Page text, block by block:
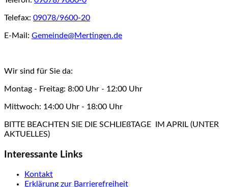
Telefax: 09078/9600-20
E-Mail: Gemeinde@Mertingen.de
Wir sind für Sie da:
Montag - Freitag: 8:00 Uhr - 12:00 Uhr
Mittwoch: 14:00 Uhr - 18:00 Uhr
BITTE BEACHTEN SIE DIE SCHLIEßTAGE IM APRIL (UNTER
AKTUELLES)
Interessante Links
Kontakt
Erklärung zur Barrierefreiheit